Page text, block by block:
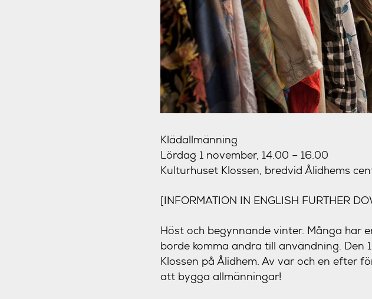
Klädallmänning
Lördag 1 november, 14.00 – 16.00
Kulturhuset Klossen, bredvid Ålidhems
[INFORMATION IN ENGLISH FURTHER
Höst och begynnande vinter. Många har
borde komma andra till användning. Den
Klossen på Ålidhem. Av var och en efter
att bygga allmänningar!